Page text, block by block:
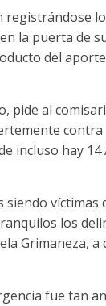
la puerta de
del
pide al
incluso hay
víctimas
los
Grimaneza,
fue tan